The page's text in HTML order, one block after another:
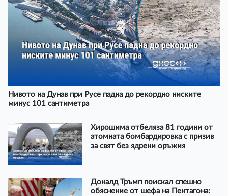
Нивото на Дунав при Русе падна до рекордно ниските
минус 101 сантиметра
Хирошима отбеляза 81 години от
атомната бомбардировка с призив
за свят без ядрени оръжия
Доналд Тръмп поискал спешно
обяснение от шефа на Пентагона: